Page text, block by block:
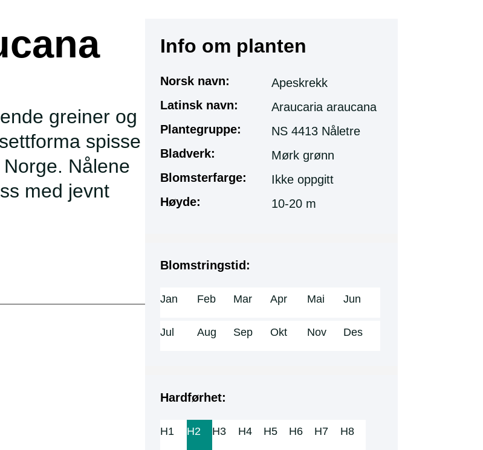
greiner og
spisse
Nålene
med jevnt
Info om planten
Norsk navn:
Apeskrekk
Latinsk navn:
Araucaria araucana
Plantegruppe:
NS 4413 Nåletre
Bladverk:
Mørk grønn
Blomsterfarge:
Ikke oppgitt
Høyde:
10-20 m
Blomstringstid:
Jan Feb Mar Apr Mai Jun
Jul Aug Sep Okt Nov Des
Hardførhet:
H1 H2 H3 H4 H5 H6 H7 H8